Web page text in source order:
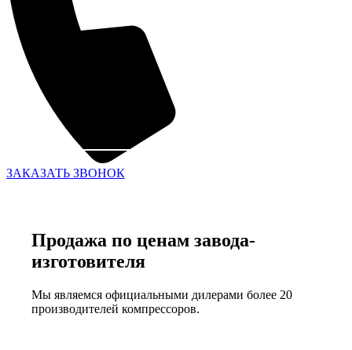
ЗАКАЗАТЬ ЗВОНОК
Продажа по ценам завода-
изготовителя
Мы являемся официальными дилерами более 20
производителей компрессоров.